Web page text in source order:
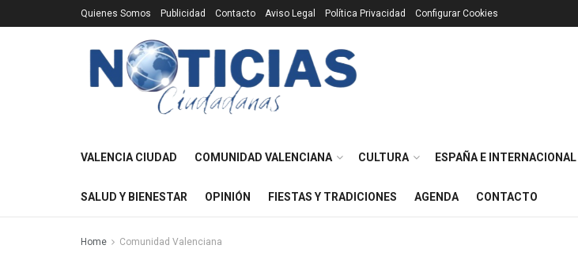
Quienes Somos Publicidad Contacto Aviso Legal Política Privacidad Configurar Cookies
VALENCIA CIUDAD COMUNIDAD VALENCIANA CULTURA ESPAÑA E INTERNACIONAL
SALUD Y BIENESTAR OPINIÓN FIESTAS Y TRADICIONES AGENDA CONTACTO
Home Comunidad Valenciana